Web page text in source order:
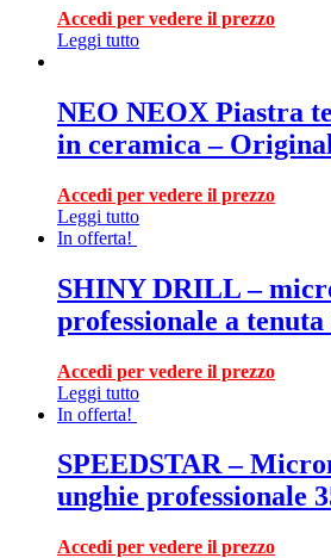
Accedi per vedere il prezzo
Leggi tutto
NEO NEOX Piastra
in ceramica – Original
Accedi per vedere il prezzo
Leggi tutto
In offerta!
SHINY DRILL –
professionale a tenuta
Accedi per vedere il prezzo
Leggi tutto
In offerta!
SPEEDSTAR –
unghie professionale
Accedi per vedere il prezzo